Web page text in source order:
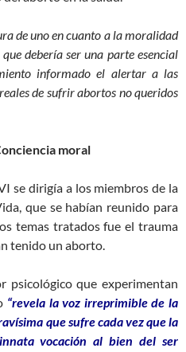
de uno en cuanto a la moralidad
debería ser una parte esencial
informado el alertar a las
de sufrir abortos no queridos
moral
se dirigía a los miembros de la
que se habían reunido para
temas tratados fue el trauma
tenido un aborto.
psicológico que experimentan
“revela la voz irreprimible de la
que sufre cada vez que la
vocación al bien del ser